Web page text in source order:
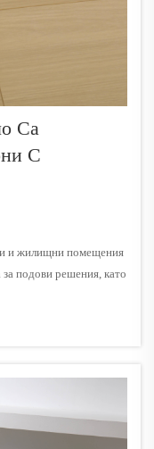
Са
С
и жилищни помещения
за подови решения, като
постоянното
вид и структурната си